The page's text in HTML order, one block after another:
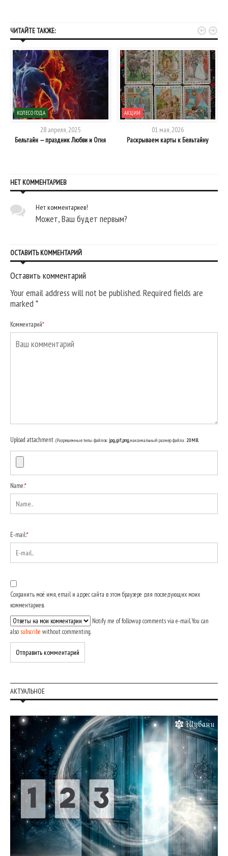
ЧИТАЙТЕ ТАКЖЕ:
КОЛЕСО ГОДА
28 апреля, 2025
Бельтайн — праздник Любви и Огня
АКЦИИ
01 мая, 2026
Раскрываем карты к Бельтайну
 
НЕТ КОММЕНТАРИЕВ
Нет комментариев!
Может, Ваш будет первым?
ОСТАВИТЬ КОММЕНТАРИЙ
Оставить комментарий
Your email address will not be published. Required fields are
marked*
Комментарий*
Upload attachment (Разрешенные типы файлов:jpg, gif, png, максимальный размер файла:20MB.
Name:*
E-mail:*
Сохранить моё имя, email и адрес сайта в этом браузере для последующих моих
комментариев.
Notify me of followup comments via e-mail. You can
also subscribe without commenting.
АКТУАЛЬНОЕ